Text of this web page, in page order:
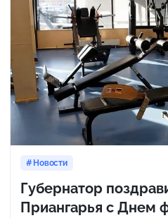
Новости
Губернатор
Приангарья с Днем